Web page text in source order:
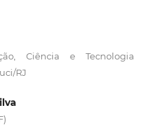
Ciência e Tecnologia
RJ